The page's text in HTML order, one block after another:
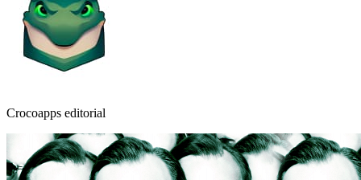
Crocoapps editorial